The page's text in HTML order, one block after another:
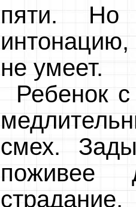
пяти. Но
не умеет.
Ребенок
смех.